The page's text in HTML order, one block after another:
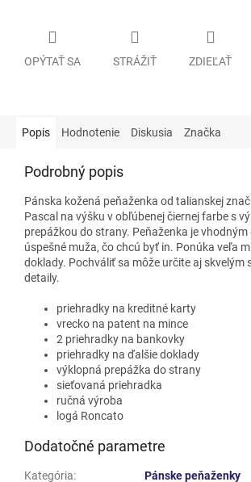
OPÝTAŤ SA STRÁŽIŤ ZDIEĽAŤ
Popis Hodnotenie Diskusia Značka
Podrobný popis
Pánska kožená peňaženka od talianskej
Pascal na výšku v obľúbenej čiernej farbe s
prepážkou do strany. Peňaženka je
úspešné muža, čo chcú byť in. Ponúka veľa
doklady. Pochváliť sa môže určite aj skvelým
detaily.
priehradky na kreditné karty
vrecko na patent na mince
2 priehradky na bankovky
priehradky na ďalšie doklady
výklopná prepážka do strany
sieťovaná priehradka
ručná výroba
logá Roncato
Dodatočné parametre
Kategória:
Pánske peňaženky